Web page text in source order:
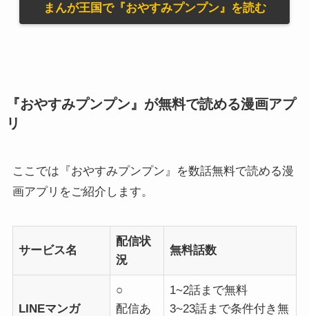
まんが王国で『おやすみプンプン』を読む
『おやすみプンプン』が無料で読める漫画アプ
リ
ここでは『おやすみプンプン』を数話無料で読める漫
画アプリをご紹介します。
サービス名
配信状
況
無料話数
LINEマンガ
○
配信あ
1~2話まで無料
3~23話まで条件付き無